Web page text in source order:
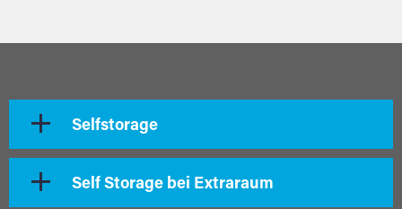
Selfstorage
Self Storage bei Extraraum